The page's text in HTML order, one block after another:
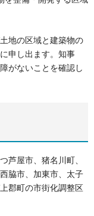
地の区域と建築物の
申し出ます。知事
がないことを確認し
芦屋市、猪名川町、
脇市、加東市、太子
郡町の市街化調整区